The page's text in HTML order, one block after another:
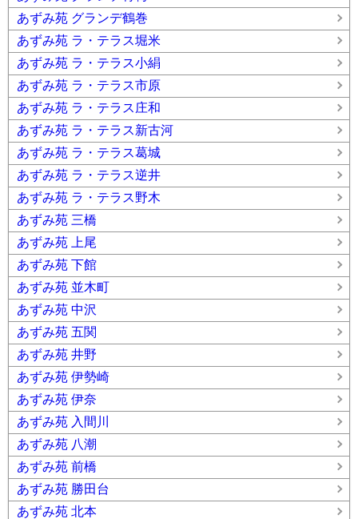
あずみ苑 グランデ鶴巻
あずみ苑 ラ・テラス堀米
あずみ苑 ラ・テラス小絹
あずみ苑 ラ・テラス市原
あずみ苑 ラ・テラス庄和
あずみ苑 ラ・テラス新古河
あずみ苑 ラ・テラス葛城
あずみ苑 ラ・テラス逆井
あずみ苑 ラ・テラス野木
あずみ苑 三橋
あずみ苑 上尾
あずみ苑 下館
あずみ苑 並木町
あずみ苑 中沢
あずみ苑 五関
あずみ苑 井野
あずみ苑 伊勢崎
あずみ苑 伊奈
あずみ苑 入間川
あずみ苑 八潮
あずみ苑 前橋
あずみ苑 勝田台
あずみ苑 北本